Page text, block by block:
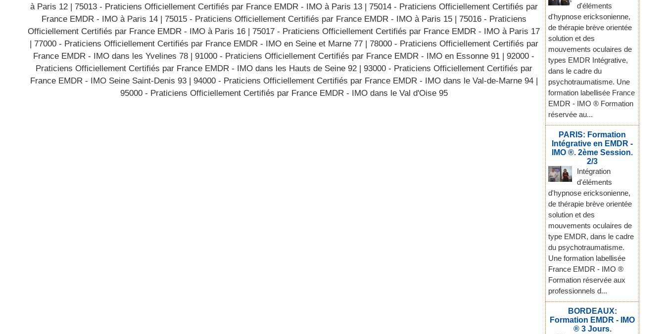
à Paris 12
75013 - Praticiens Officiellement Certifiés par France EMDR - IMO à Paris 13
75014 - Praticiens Officiellement Certifiés par
France EMDR - IMO à Paris 14
75015 - Praticiens Officiellement Certifiés par France EMDR - IMO à Paris 15
75016 - Praticiens
Officiellement Certifiés par France EMDR - IMO à Paris 16
75017 - Praticiens Officiellement Certifiés par France EMDR - IMO à Paris 17
77000 - Praticiens Officiellement Certifiés par France EMDR - IMO en Seine et Marne 77
78000 - Praticiens Officiellement Certifiés par
France EMDR - IMO dans les Yvelines 78
91000 - Praticiens Officiellement Certifiés par France EMDR - IMO en Essonne 91
92000 -
Praticiens Officiellement Certifiés par France EMDR - IMO dans les Hauts de Seine 92
93000 - Praticiens Officiellement Certifiés par
France EMDR - IMO Seine Saint-Denis 93
94000 - Praticiens Officiellement Certifiés par France EMDR - IMO dans le Val-de-Marne 94
95000 - Praticiens Officiellement Certifiés par France EMDR - IMO dans le Val d'Oise 95
d'éléments
d'hypnose ericksonienne,
de thérapie brève orientée
solution et des
mouvements oculaires de
types EMDR Intégrative,
dans le cadre du
psychotraumatisme. Une
formation labellisée France
EMDR - IMO ® Formation
réservée au...
PARIS: Formation
Intégrative en EMDR -
IMO ®. 2ème Session.
2/3
Intégration
d'éléments
d'hypnose ericksonienne,
de thérapie brève orientée
solution et des
mouvements oculaires de
type EMDR, dans le cadre
du psychotraumatisme.
Une formation labellisée
France EMDR - IMO ®
Formation réservée aux
professionnels d...
BORDEAUX:
Formation EMDR - IMO
® 3 Jours.